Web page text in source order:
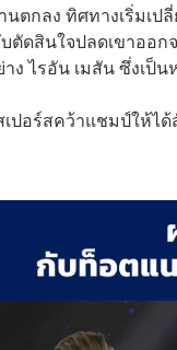
นตกลง ทิศทางเริ่ม
ตัดสินใจปลดเขาออ
ง ไรอัน เมสัน ซึ่งเป็
เปอร์สคว้าแชมป์ให้